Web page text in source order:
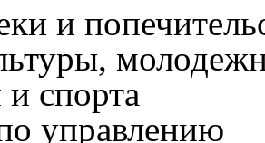
и
спорта
управлению